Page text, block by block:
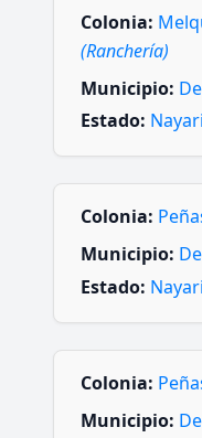
Colonia:
(Ranchería)
Municipio:
Estado:
Colonia:
Municipio:
Estado:
Colonia:
Municipio: